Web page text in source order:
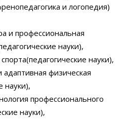
и логопедия)
и профессиональная
науки),
науки),
физическая
науки),
профессионального
науки),